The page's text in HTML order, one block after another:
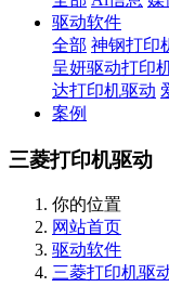
驱动软件
全部 神钢打印
呈妍驱动打印
达打印机驱动
案例
三菱打印机驱动
你的位置
网站首页
驱动软件
三菱打印机驱